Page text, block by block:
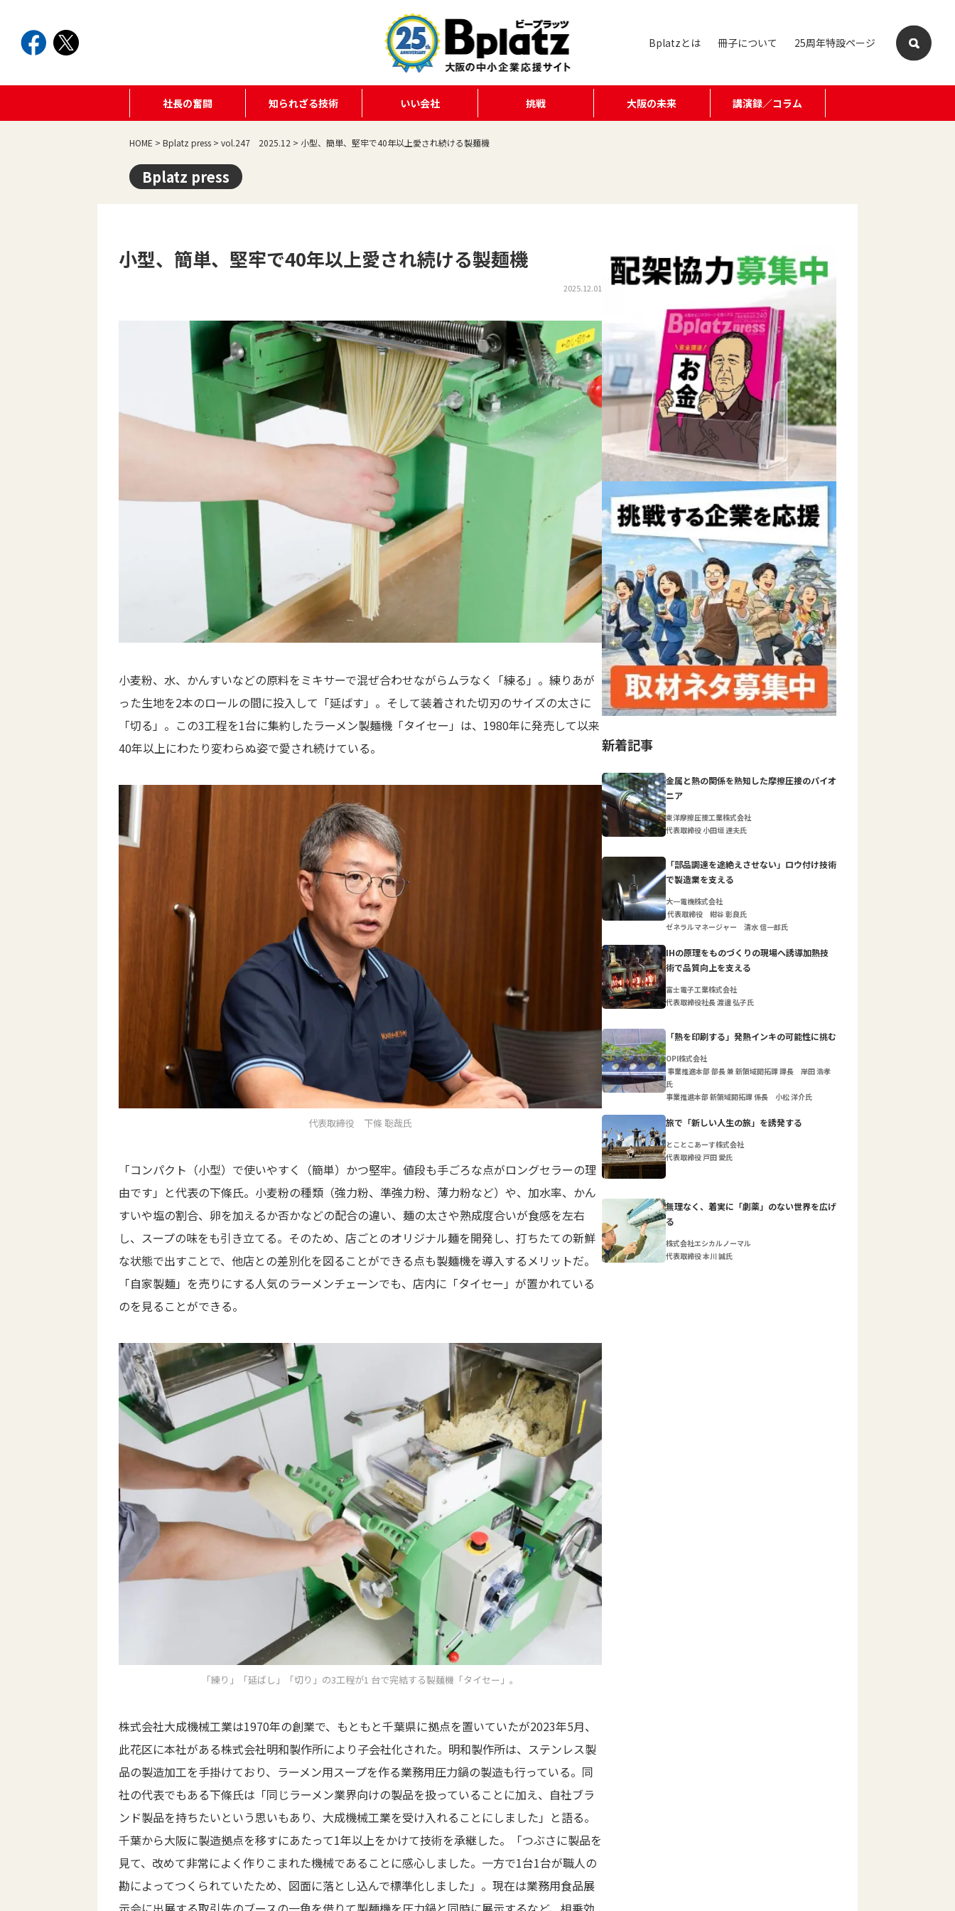
Bplatzとは 冊子について 25周年特設ページ
社長の奮闘 知られざる技術 いい会社 挑戦 大阪の未来 講演録／コラム
HOME > Bplatz press > vol.247 2025.12 > 小型、簡単、堅牢で40年以上愛され続ける製麺機
Bplatz press
小型、簡単、堅牢で40年以上愛され続ける製麺機
2025.12.01
小麦粉、水、かんすいなどの原料をミキサーで混ぜ合わせながらムラなく「練る」。練りあが
った生地を2本のロールの間に投入して「延ばす」。そして装着された切刃のサイズの太さに
「切る」。この3工程を1台に集約したラーメン製麺機「タイセー」は、1980年に発売して以来
40年以上にわたり変わらぬ姿で愛され続けている。
代表取締役 下條 聡哉氏
「コンパクト（小型）で使いやすく（簡単）かつ堅牢。値段も手ごろな点がロングセラーの理
由です」と代表の下條氏。小麦粉の種類（強力粉、準強力粉、薄力粉など）や、加水率、かん
すいや塩の割合、卵を加えるか否かなどの配合の違い、麺の太さや熟成度合いが食感を左右
し、スープの味をも引き立てる。そのため、店ごとのオリジナル麺を開発し、打ちたての新鮮
な状態で出すことで、他店との差別化を図ることができる点も製麺機を導入するメリットだ。
「自家製麺」を売りにする人気のラーメンチェーンでも、店内に「タイセー」が置かれている
のを見ることができる。
「練り」「延ばし」「切り」の3工程が1 台で完結する製麺機「タイセー」。
株式会社大成機械工業は1970年の創業で、もともと千葉県に拠点を置いていたが2023年5月、
此花区に本社がある株式会社明和製作所により子会社化された。明和製作所は、ステンレス製
品の製造加工を手掛けており、ラーメン用スープを作る業務用圧力鍋の製造も行っている。同
社の代表でもある下條氏は「同じラーメン業界向けの製品を扱っていることに加え、自社ブラ
ンド製品を持ちたいという思いもあり、大成機械工業を受け入れることにしました」と語る。
千葉から大阪に製造拠点を移すにあたって1年以上をかけて技術を承継した。「つぶさに製品を
見て、改めて非常によく作りこまれた機械であることに感心しました。一方で1台1台が職人の
勘によってつくられていたため、図面に落とし込んで標準化しました」。現在は業務用食品展
新着記事
金属と熱の関係を熟知した摩擦圧接のパイオ
ニア
東洋摩擦圧接工業株式会社
代表取締役 小田垣 達夫氏
「部品調達を途絶えさせない」ロウ付け技術
で製造業を支える
大一電機株式会社
代表取締役 紺谷 彰良氏
ゼネラルマネージャー 清水 信一郎氏
IHの原理をものづくりの現場へ誘導加熱技
術で品質向上を支える
富士電子工業株式会社
代表取締役社長 渡邊 弘子氏
「熱を印刷する」発熱インキの可能性に挑む
OPI株式会社
事業推進本部 部長 兼 新領域開拓課 課長 岸田 浩孝
氏
事業推進本部 新領域開拓課 係長 小松 洋介氏
旅で「新しい人生の旅」を誘発する
とことこあーす株式会社
代表取締役 戸田 愛氏
無理なく、着実に「劇薬」のない世界を広げ
る
株式会社エシカルノーマル
代表取締役 本川 誠氏